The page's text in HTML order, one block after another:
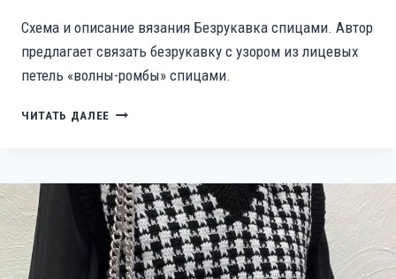
Схема и описание вязания Безрукавка спицами. Автор
предлагает связать безрукавку с узором из лицевых
петель «волны-ромбы» спицами.
ЧИТАТЬ ДАЛЕЕ БЕЗРУКАВКА
ЛИЦЕВЫХ
ПЕТЕЛЬ